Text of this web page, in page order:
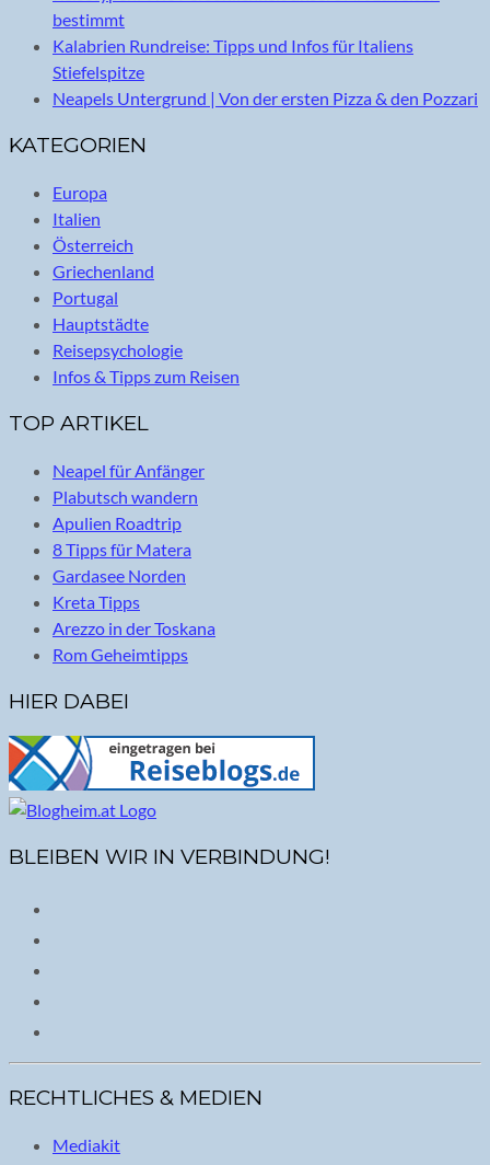
bestimmt
Kalabrien Rundreise: Tipps und Infos für Italiens
Stiefelspitze
Neapels Untergrund | Von der ersten Pizza & den Pozzari
KATEGORIEN
Europa
Italien
Österreich
Griechenland
Portugal
Hauptstädte
Reisepsychologie
Infos & Tipps zum Reisen
TOP ARTIKEL
Neapel für Anfänger
Plabutsch wandern
Apulien Roadtrip
8 Tipps für Matera
Gardasee Norden
Kreta Tipps
Arezzo in der Toskana
Rom Geheimtipps
HIER DABEI
BLEIBEN WIR IN VERBINDUNG!
RECHTLICHES & MEDIEN
Mediakit